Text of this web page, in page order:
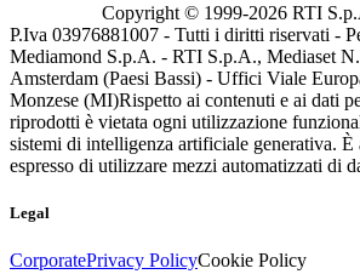
Copyright © 1999-2026 RTI
P.Iva 03976881007 - Tutti i diritti riservati -
Mediamond S.p.A. - RTI S.p.A., Mediaset
Amsterdam (Paesi Bassi) - Uffici Viale
Monzese (MI)Rispetto ai contenuti e ai dati
riprodotti è vietata ogni utilizzazione
sistemi di intelligenza artificiale generativa.
espresso di utilizzare mezzi automatizzati di
Legal
CorporatePrivacy PolicyCookie Policy